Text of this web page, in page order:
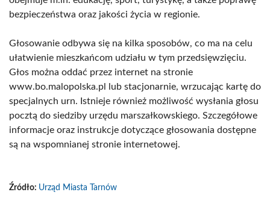
bezpieczeństwa oraz jakości życia w regionie.
Głosowanie odbywa się na kilka sposobów, co ma na celu
ułatwienie mieszkańcom udziału w tym przedsięwzięciu.
Głos można oddać przez internet na stronie
www.bo.malopolska.pl lub stacjonarnie, wrzucając kartę do
specjalnych urn. Istnieje również możliwość wysłania głosu
pocztą do siedziby urzędu marszałkowskiego. Szczegółowe
informacje oraz instrukcje dotyczące głosowania dostępne
są na wspomnianej stronie internetowej.
Źródło: Urząd Miasta Tarnów